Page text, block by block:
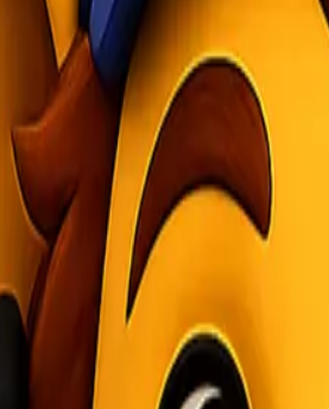
Terutama bagi mereka yang
cargo murah Makassar Samarinda
aman dan tepat waktu. Mari kita
Distribusi Barang
atau muatan yang diangkut dari
pengiriman yang efisien, proses